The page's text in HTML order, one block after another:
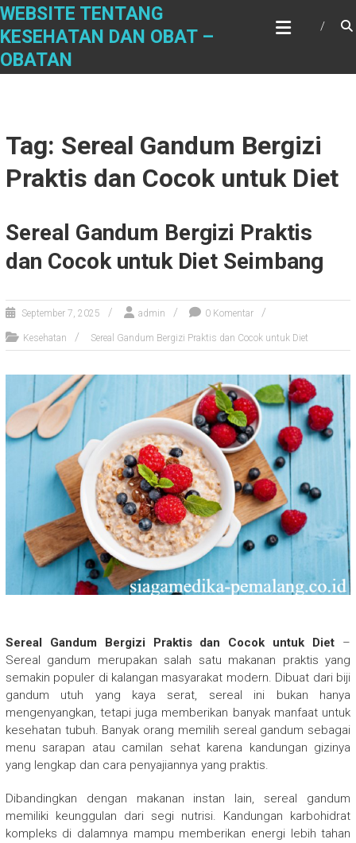
Skip
content
WEBSITE TENTANG
KESEHATAN DAN OBAT –
OBATAN
Tag: Sereal Gandum Bergizi
Praktis dan Cocok untuk Diet
Sereal Gandum Bergizi Praktis
dan Cocok untuk Diet Seimbang
September 7, 2025 admin 0 Komentar
Kesehatan Sereal Gandum Bergizi Praktis dan Cocok untuk Diet
Sereal Gandum Bergizi Praktis dan Cocok untuk Diet –
Sereal gandum merupakan salah satu makanan praktis yang
semakin populer di kalangan masyarakat modern. Dibuat dari biji
gandum utuh yang kaya serat, sereal ini bukan hanya
mengenyangkan, tetapi juga memberikan banyak manfaat untuk
kesehatan tubuh. Banyak orang memilih sereal gandum sebagai
menu sarapan atau camilan sehat karena kandungan gizinya
yang lengkap dan cara penyajiannya yang praktis.
Dibandingkan dengan makanan instan lain, sereal gandum
memiliki keunggulan dari segi nutrisi. Kandungan karbohidrat
kompleks di dalamnya mampu memberikan energi lebih tahan